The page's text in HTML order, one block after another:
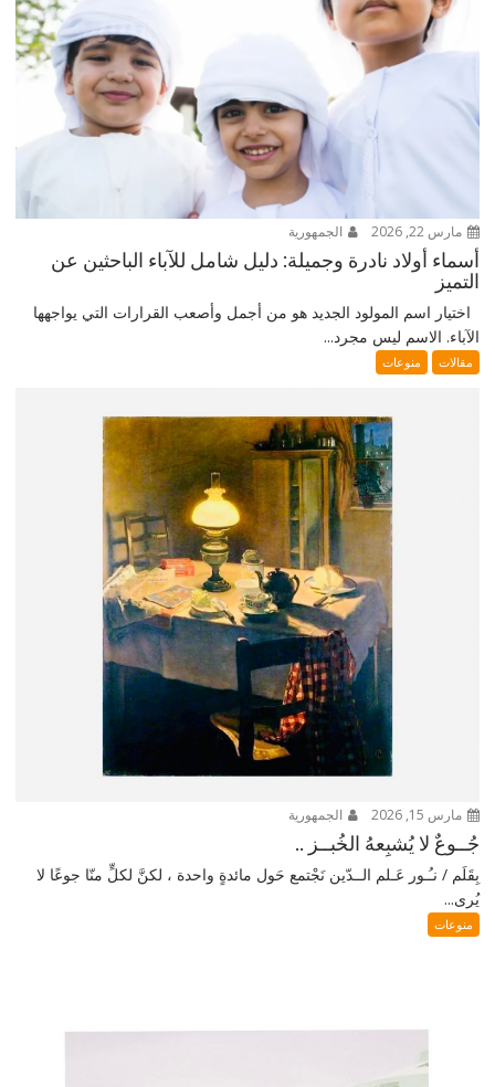
مارس 22, 2026 الجمهورية
أسماء أولاد نادرة وجميلة: دليل شامل للآباء الباحثين عن
التميز
اختيار اسم المولود الجديد هو من أجمل وأصعب القرارات التي يواجهها
الآباء. الاسم ليس مجرد...
مقالات منوعات
مارس 15, 2026 الجمهورية
جُــوعٌ لا يُشبِعهُ الخُبــز ..
بِقَلَم / نـُـور عَـلم الــدّين نَجْتمع حَول مائدةٍ واحدة ، لكنَّ لكلٍّ منّا جوعًا لا
يُرى...
منوعات